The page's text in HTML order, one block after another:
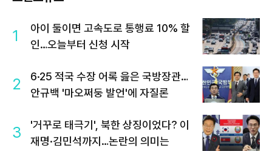
1
아이 둘이면 고속도로 통행료 10% 할
인…오늘부터 신청 시작
2
6·25 적국 수장 어록 읊은 국방장관…
안규백 '마오쩌둥 발언'에 자질론
3
'거꾸로 태극기', 북한 상징이었다? 이
재명·김민석까지…논란의 의미는